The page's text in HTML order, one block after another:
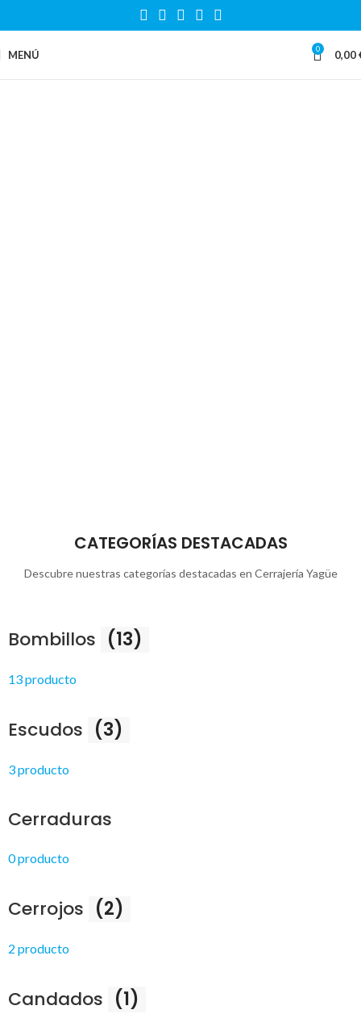
MENÚ 0 0,00
de coche, cerrajería y urgencias 24 horas
CATEGORÍAS DESTACADAS
Descubre nuestras categorías destacadas en Cerrajería Yagüe
Bombillos (13)
13 producto
Escudos (3)
3 producto
Cerraduras
0 producto
Cerrojos (2)
2 producto
Candados (1)